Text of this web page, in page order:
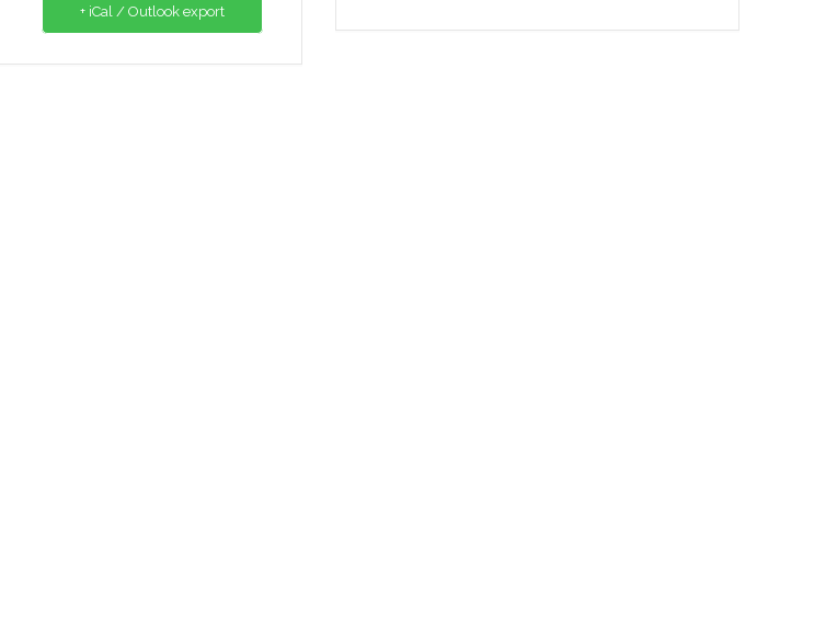
+ iCal / Outlook export